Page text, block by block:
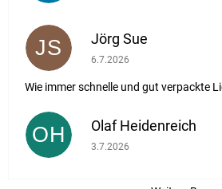
JS Jörg Sue
Die Shop-Bewertung
6.7.2026
Wie immer schnelle und gut verpackte
OH Olaf Heidenreich
Die Shop-Bewertung
3.7.2026